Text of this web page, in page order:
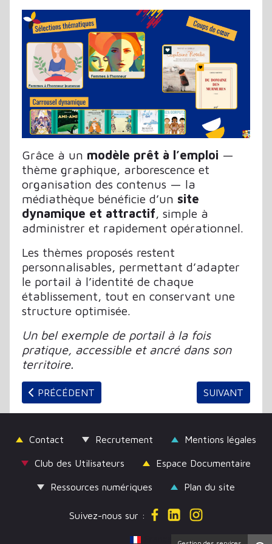
Grâce à un modèle prêt à l’emploi —
thème graphique, arborescence et
organisation des contenus — la
médiathèque bénéficie d’un site
dynamique et attractif, simple à
administrer et rapidement opérationnel.
Les thèmes proposés restent
personnalisables, permettant d’adapter
le portail à l’identité de chaque
établissement, tout en conservant une
structure optimisée.
Un bel exemple de portail à la fois
pratique, accessible et ancré dans son
territoire.
ARTICLE PRÉCÉDENT : NOUVELLES
PRÉCÉDENT ARTICLE
SUIVANT
Contact Recrutement Mentions légales
Club des Utilisateurs Espace Documentaire
Ressources numériques Plan du site
Suivez-nous sur :
Sélectionnez votre langue Français (France)